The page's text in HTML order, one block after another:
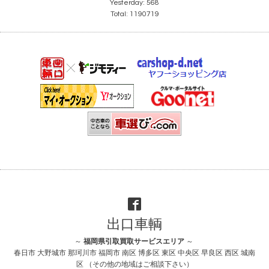
Yesterday: 568
Total: 1190719
出口車輌
～ 福岡県引取買取サービスエリア～
春日市 大野城市 那珂川市 福岡市 南区 博多区 東区 中央区 早良区 西区 城南
区 （その他の地域はご相談下さい）